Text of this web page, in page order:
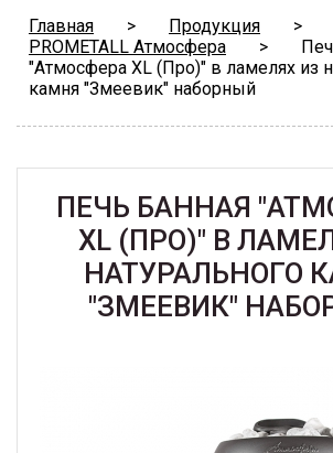
Главная > Продукция >
PROMETALL Атмосфера
>
"Атмосфера XL (Про)" в ламелях из
камня "Змеевик" наборный
ПЕЧЬ БАННАЯ
XL (ПРО)" В
НАТУРАЛЬНОГО
"ЗМЕЕВИК"